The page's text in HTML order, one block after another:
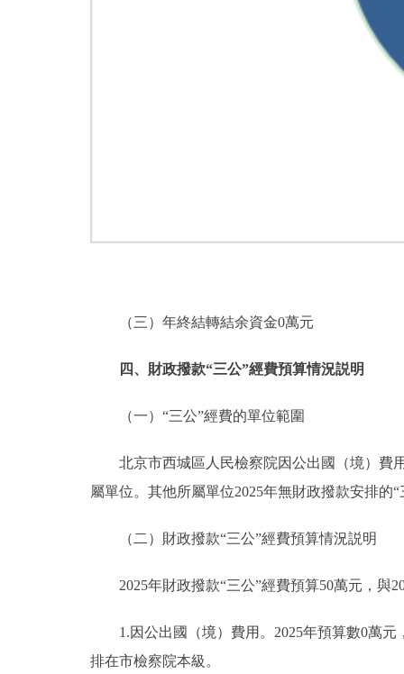
（三）年終結轉結余資金0萬元
四、財政撥款“三公”經費預算情況説明
（一）“三公”經費的單位範圍
北京市西城區人民檢察院因公出國（境）費用
屬單位。其他所屬單位2025年無財政撥款安排的
（二）財政撥款“三公”經費預算情況説明
2025年財政撥款“三公”經費預算50萬元，與
1.因公出國（境）費用。2025年預算數0萬元
排在市檢察院本級。